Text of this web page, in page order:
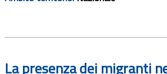
La presenza dei migranti